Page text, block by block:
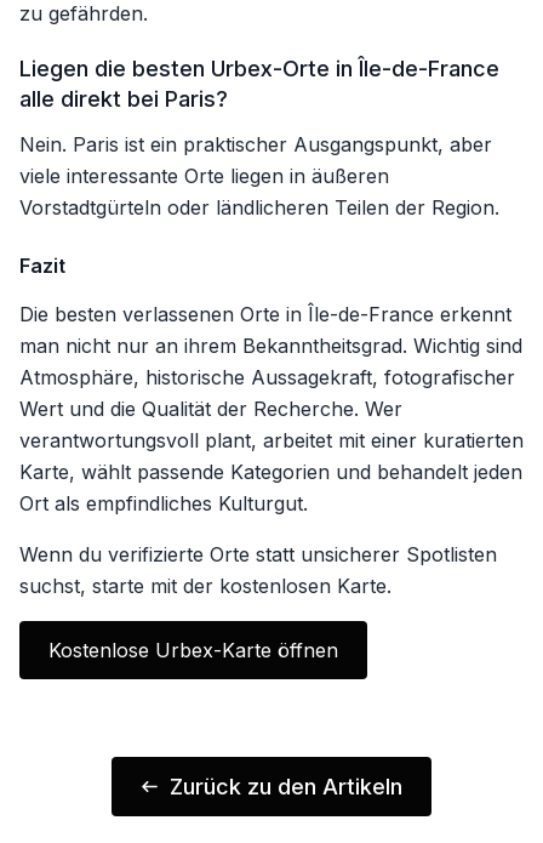
zu gefährden.
Liegen die besten Urbex-Orte in Île-de-France
alle direkt bei Paris?
Nein. Paris ist ein praktischer Ausgangspunkt, aber
viele interessante Orte liegen in äußeren
Vorstadtgürteln oder ländlicheren Teilen der Region.
Fazit
Die besten verlassenen Orte in Île-de-France erkennt
man nicht nur an ihrem Bekanntheitsgrad. Wichtig sind
Atmosphäre, historische Aussagekraft, fotografischer
Wert und die Qualität der Recherche. Wer
verantwortungsvoll plant, arbeitet mit einer kuratierten
Karte, wählt passende Kategorien und behandelt jeden
Ort als empfindliches Kulturgut.
Wenn du verifizierte Orte statt unsicherer Spotlisten
suchst, starte mit der kostenlosen Karte.
Kostenlose Urbex-Karte öffnen
Zurück zu den Artikeln